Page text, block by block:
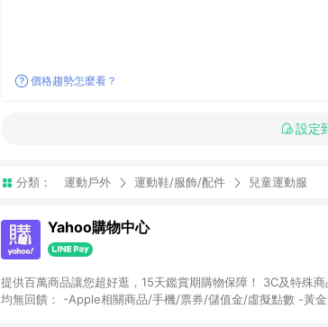
價格趨勢怎麼看？
設定
分類： 運動戶外 運動鞋/服飾/配件 兒童運動服
Yahoo購物中心
提供百萬商品讓您超好逛，15天鑑賞期購物保障！ 3C及特殊商品回饋，請以
均無回饋： -Apple相關商品/手機/票券/儲值金/虛擬點數 -黃